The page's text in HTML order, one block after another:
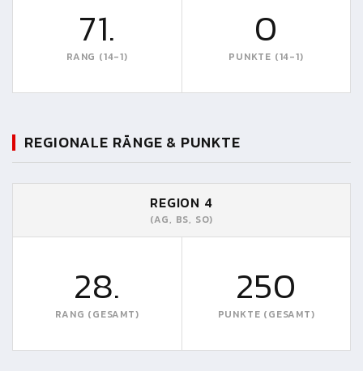
71.
RANG (14-1)
0
PUNKTE (14-1)
REGIONALE RÄNGE & PUNKTE
REGION 4
(AG, BS, SO)
28.
RANG (GESAMT)
250
PUNKTE (GESAMT)